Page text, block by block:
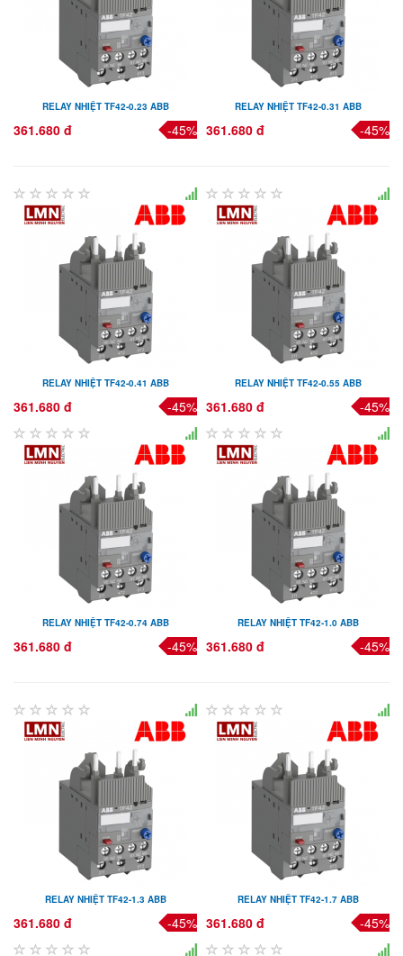
RELAY NHIỆT TF42-0.23 ABB
361.680 đ -45%
RELAY NHIỆT TF42-0.31 ABB
361.680 đ -45%
RELAY NHIỆT TF42-0.41 ABB
361.680 đ -45%
RELAY NHIỆT TF42-0.55 ABB
361.680 đ -45%
RELAY NHIỆT TF42-0.74 ABB
361.680 đ -45%
RELAY NHIỆT TF42-1.0 ABB
361.680 đ -45%
RELAY NHIỆT TF42-1.3 ABB
361.680 đ -45%
RELAY NHIỆT TF42-1.7 ABB
361.680 đ -45%